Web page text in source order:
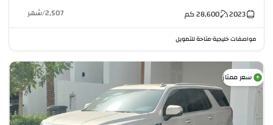
2023
28,600كم 2,507
/شهر
مواصفات خليجية•متاحة للتمويل
سعر ممتاز